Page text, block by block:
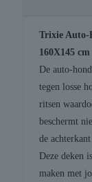
Trixie Auto-
160X145 cm
De auto-
tegen losse
ritsen
beschermt
de
Deze deken
maken met